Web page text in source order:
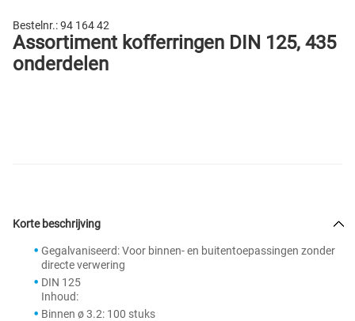
Bestelnr.:94 164 42
Assortiment kofferringen DIN 125, 435
onderdelen
Korte beschrijving
Gegalvaniseerd: Voor binnen- en buitentoepassingen zonder
directe verwering
DIN 125
Inhoud:
Binnen ø 3.2: 100 stuks